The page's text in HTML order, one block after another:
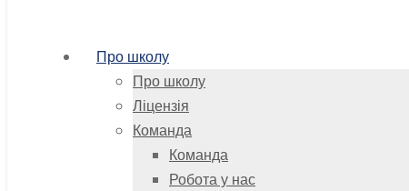
Про школу
Про школу
Ліцензія
Команда
Команда
Робота у нас